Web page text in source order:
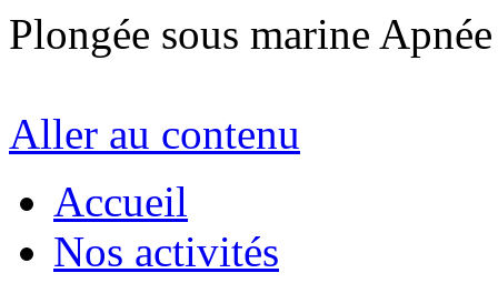
Plongée sous marine
Aller au contenu
Accueil
Nos activités